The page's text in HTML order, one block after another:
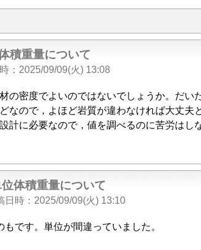
積重量について
2025/09/09(火) 13:08
の密度でよいのではないでしょうか。だい
なので，よほど岩質が違わなければ大丈夫
計に必要なので，値を調べるのに苦労はし
体積重量について
日時 2025/09/09(火) 13:10
です。単位が間違っていました。